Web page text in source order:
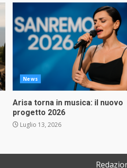
News
Arisa torna in musica: il nuovo
progetto 2026
Luglio 13, 2026